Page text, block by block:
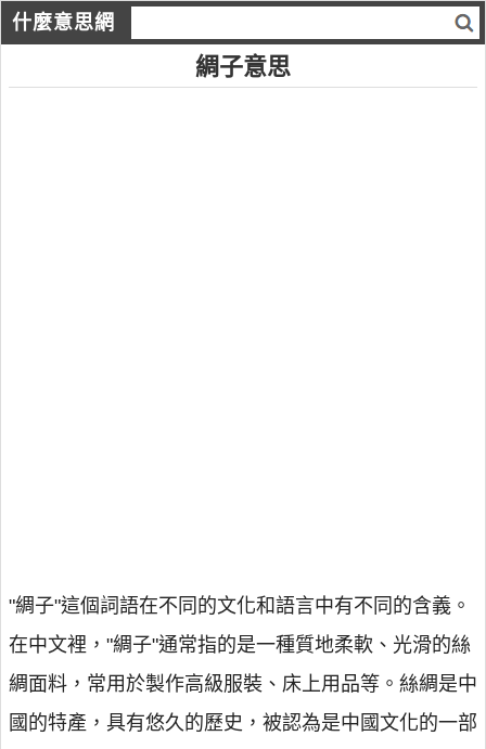
什麼意思網
綢子意思
"綢子"這個詞語在不同的文化和語言中有不同的含義。
在中文裡，"綢子"通常指的是一種質地柔軟、光滑的絲
綢面料，常用於製作高級服裝、床上用品等。絲綢是中
國的特產，具有悠久的歷史，被認為是中國文化的一部